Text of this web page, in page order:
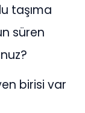
taşıma
süren
birisi var